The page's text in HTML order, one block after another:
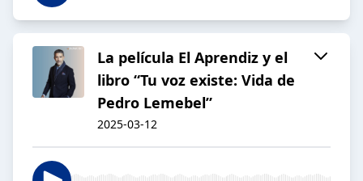
La película El Aprendiz y el
libro “Tu voz existe: Vida de
Pedro Lemebel”
2025-03-12